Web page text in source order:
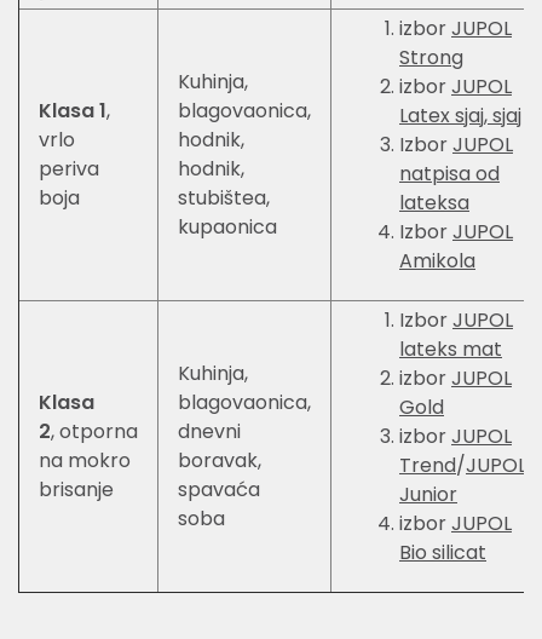
Klasa 1,
vrlo
periva
boja
Kuhinja,
blagovaonica,
hodnik,
hodnik,
stubištea,
kupaonica
izborJUPOL
Strong
izborJUPOL
Latex sjaj, sjaj
IzborJUPOL
natpisa od
lateksa
IzborJUPOL
Amikola
Klasa
2, otporna
na mokro
brisanje
Kuhinja,
blagovaonica,
dnevni
boravak,
spavaća
soba
IzborJUPOL
lateks mat
izborJUPOL
Gold
izborJUPOL
Trend/JUPOL
Junior
izborJUPOL
Bio silicat